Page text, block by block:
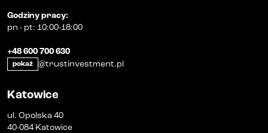
Godziny pracy:
pn - pt: 10:00-18:00
+48 600 700 630
pokaż @trustinvestment.pl
Katowice
ul. Opolska 40
40-084 Katowice